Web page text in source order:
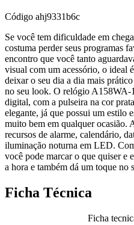
Código ahj9331b6c
Se você tem dificuldade em
costuma perder seus programas
encontro que você tanto
visual com um acessório, o ideal
deixar o seu dia a dia mais
no seu look. O relógio A158WA-
digital, com a pulseira na cor
elegante, já que possui um estilo
muito bem em qualquer ocasião.
recursos de alarme, calendário,
iluminação noturna em LED.
você pode marcar o que quiser e
a hora e também dá um toque no
Ficha Técnica
Ficha